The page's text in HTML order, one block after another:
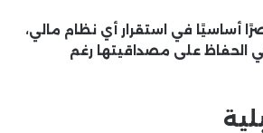
أساسيًا في استقرار أي نظام مالي،
الحفاظ على مصداقيتها رغم